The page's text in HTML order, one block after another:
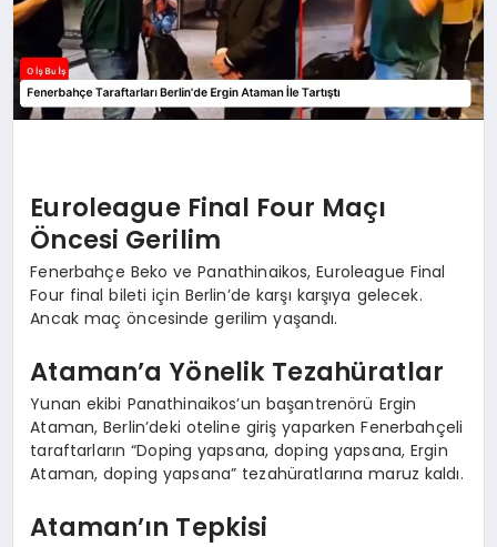
Euroleague Final Four Maçı
Öncesi Gerilim
Fenerbahçe Beko ve Panathinaikos, Euroleague Final
Four final bileti için Berlin’de karşı karşıya gelecek.
Ancak maç öncesinde gerilim yaşandı.
Ataman’a Yönelik Tezahüratlar
Yunan ekibi Panathinaikos’un başantrenörü Ergin
Ataman, Berlin’deki oteline giriş yaparken Fenerbahçeli
taraftarların “Doping yapsana, doping yapsana, Ergin
Ataman, doping yapsana” tezahüratlarına maruz kaldı.
Ataman’ın Tepkisi